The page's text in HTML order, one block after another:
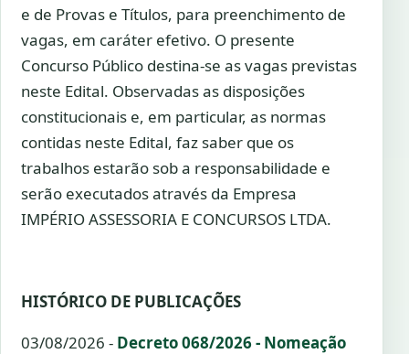
e de Provas e Títulos, para preenchimento de
vagas, em caráter efetivo. O presente
Concurso Público destina-se as vagas previstas
neste Edital. Observadas as disposições
constitucionais e, em particular, as normas
contidas neste Edital, faz saber que os
trabalhos estarão sob a responsabilidade e
serão executados através da Empresa
IMPÉRIO ASSESSORIA E CONCURSOS LTDA.
HISTÓRICO DE PUBLICAÇÕES
03/08/2026 - Decreto 068/2026 - Nomeação